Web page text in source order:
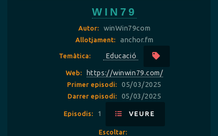
WIN79
Autor: winWin79com
Allotjament: anchor.fm
Temàtica: Educació
Web: https://winwin79.com/
Primer episodi: 05/03/2025
Darrer episodi: 05/03/2025
Episodis: 1 VEURE
Escoltar: